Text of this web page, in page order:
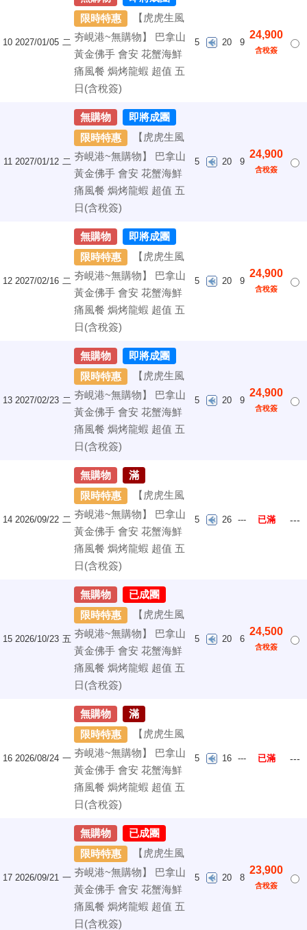
10 2027/01/05 二
限時特惠
【虎虎生風
夯峴港~無購物】 巴拿山
黃金佛手 會安 花蟹海鮮
痛風餐 焗烤龍蝦 超值 五
日(含稅簽)
5 20 9
24,900
含稅簽
11 2027/01/12 二
無購物
即將成團
限時特惠
【虎虎生風
夯峴港~無購物】 巴拿山
黃金佛手 會安 花蟹海鮮
痛風餐 焗烤龍蝦 超值 五
日(含稅簽)
5 20 9
24,900
含稅簽
12 2027/02/16 二
無購物
即將成團
限時特惠
【虎虎生風
夯峴港~無購物】 巴拿山
黃金佛手 會安 花蟹海鮮
痛風餐 焗烤龍蝦 超值 五
日(含稅簽)
5 20 9
24,900
含稅簽
13 2027/02/23 二
無購物
即將成團
限時特惠
【虎虎生風
夯峴港~無購物】 巴拿山
黃金佛手 會安 花蟹海鮮
痛風餐 焗烤龍蝦 超值 五
日(含稅簽)
5 20 9
24,900
含稅簽
14 2026/09/22 二
無購物
滿
限時特惠
【虎虎生風
夯峴港~無購物】 巴拿山
黃金佛手 會安 花蟹海鮮
痛風餐 焗烤龍蝦 超值 五
日(含稅簽)
5 26 --- 已滿 ---
15 2026/10/23 五
無購物
已成團
限時特惠
【虎虎生風
夯峴港~無購物】 巴拿山
黃金佛手 會安 花蟹海鮮
痛風餐 焗烤龍蝦 超值 五
日(含稅簽)
5 20 6
24,500
含稅簽
16 2026/08/24 一
無購物
滿
限時特惠
【虎虎生風
夯峴港~無購物】 巴拿山
黃金佛手 會安 花蟹海鮮
痛風餐 焗烤龍蝦 超值 五
日(含稅簽)
5 16 --- 已滿 ---
17 2026/09/21 一
無購物
已成團
限時特惠
【虎虎生風
夯峴港~無購物】 巴拿山
黃金佛手 會安 花蟹海鮮
痛風餐 焗烤龍蝦 超值 五
日(含稅簽)
5 20 8
23,900
含稅簽